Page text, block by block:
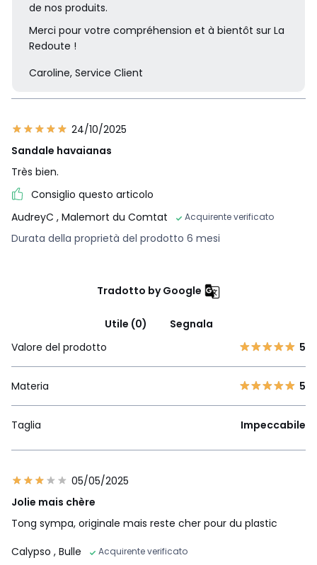
de nos produits.
Merci pour votre compréhension et à bientôt sur La
Redoute !
Caroline, Service Client
24/10/2025
Sandale havaianas
Très bien.
Consiglio questo articolo
AudreyC , Malemort du Comtat Acquirente verificato
Durata della proprietà del prodotto 6 mesi
Tradotto by Google
Utile (0)
Segnala
Valore del prodotto
5
Materia 5
Taglia Impeccabile
05/05/2025
Jolie mais chère
Tong sympa, originale mais reste cher pour du plastic
Calypso , Bulle Acquirente verificato